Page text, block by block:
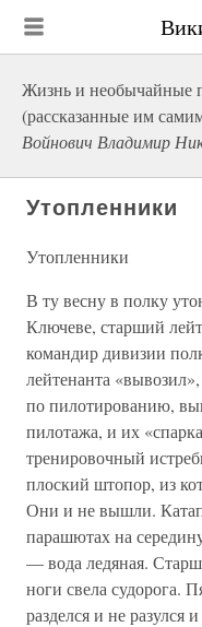
Жизнь и необычайные
(рассказанные им
Войнович Владимир
Утопленники
Утопленники
В ту весну в полку
Ключеве, старший
командир дивизии
лейтенанта
по пилотированию,
пилотажа, и их
тренировочный
плоский штопор, из
Они и не вышли.
парашютах на
— вода ледяная.
ноги свела судорога.
разделся и не разулся